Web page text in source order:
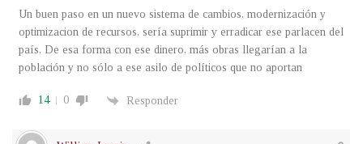
Un buen paso en un nuevo sistema de cambios, modernización y
optimizacion de recursos, sería suprimir y erradicar ese parlacen del
país. De esa forma con ese dinero, más obras llegarían a la
población y no sólo a ese asilo de políticos que no aportan
14 0 Responder